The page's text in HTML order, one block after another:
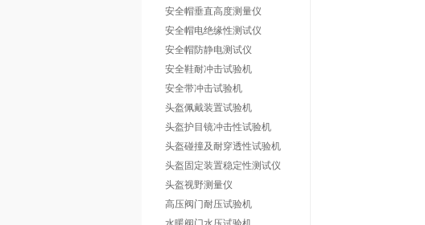
安全帽垂直高度测量仪
安全帽电绝缘性测试仪
安全帽防静电测试仪
安全鞋耐冲击试验机
安全带冲击试验机
头盔佩戴装置试验机
头盔护目镜冲击性试验机
头盔碰撞及耐穿透性试验机
头盔固定装置稳定性测试仪
头盔视野测量仪
高压阀门耐压试验机